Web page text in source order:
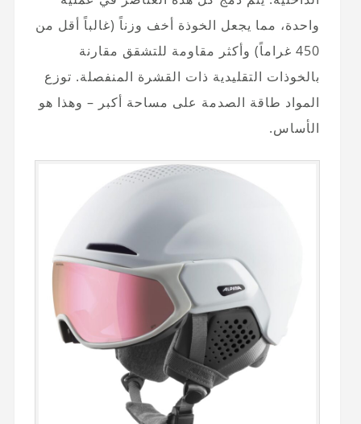
واحدة، مما يجعل الخوذة أخف وزناً (غالباً أقل من
450 غراماً) وأكثر مقاومة للتشقق مقارنة
بالخوذات التقليدية ذات القشرة المنفصلة. توزع
المواد طاقة الصدمة على مساحة أكبر – وهذا هو
الأساس.